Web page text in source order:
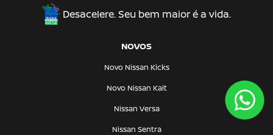
Desacelere. Seu bem maior é a vida.
NOVOS
Novo Nissan Kicks
Novo Nissan Kait
Nissan Versa
Nissan Sentra